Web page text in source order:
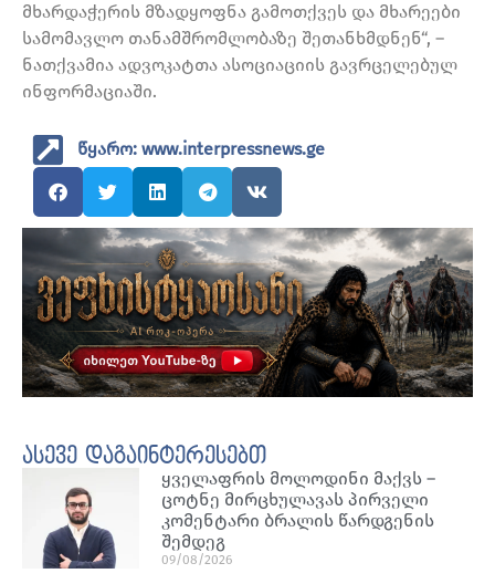
მხარდაჭერის მზადყოფნა გამოთქვეს და მხარეები
სამომავლო თანამშრომლობაზე შეთანხმდნენ“, –
ნათქვამია ადვოკატთა ასოციაციის გავრცელებულ
ინფორმაციაში.
წყარო: www.interpressnews.ge
ასევე დაგაინტერესებთ
ყველაფრის მოლოდინი მაქვს –
ცოტნე მირცხულავას პირველი
კომენტარი ბრალის წარდგენის
შემდეგ
09/08/2026